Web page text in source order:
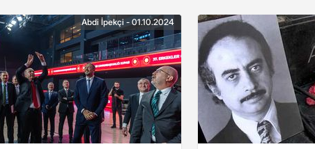
Abdi İpekçi - 01.10.2024